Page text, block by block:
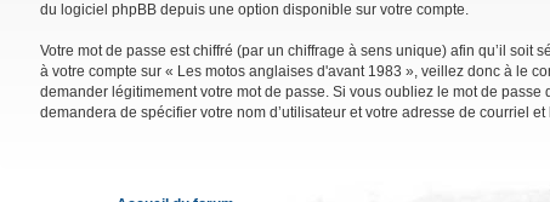
du logiciel phpBB depuis une option disponible sur votre compte.
Votre mot de passe est chiffré (par un chiffrage à sens unique) afin qu’il soit
à votre compte sur « Les motos anglaises d'avant 1983 », veillez donc à le
demander légitimement votre mot de passe. Si vous oubliez le mot de
demandera de spécifier votre nom d’utilisateur et votre adresse de courriel